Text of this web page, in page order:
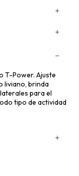
T-Power. Ajuste
liviano, brinda
para el
tipo de actividad